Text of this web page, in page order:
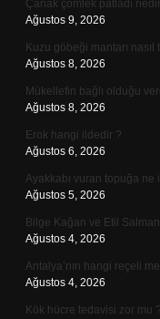
Çanak çömlek patladı
Ağustos 9, 2026
Kuzu göbeği mantarı nasıl
Ağustos 8, 2026
Mükellefin bağlı olduğu
Ağustos 8, 2026
Erok hangi ildedir ?
Ağustos 6, 2026
Ayakkabı vuran topuğa ne
Ağustos 5, 2026
Bilge Kağan ve Etil
Ağustos 4, 2026
Antalya’nın hangi reçeli
Ağustos 4, 2026
Kök hücre tedavisi zor mu ?